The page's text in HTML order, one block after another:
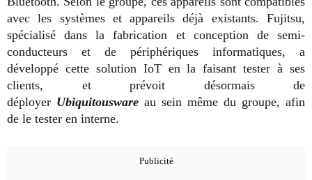
avec les systèmes et appareils déjà existants. Fujitsu,
spécialisé dans la fabrication et conception de semi-
conducteurs et de périphériques informatiques, a
développé cette solution IoT en la faisant tester à ses
clients, et prévoit désormais de
déployer Ubiquitousware au sein même du groupe, afin
de le tester en interne.